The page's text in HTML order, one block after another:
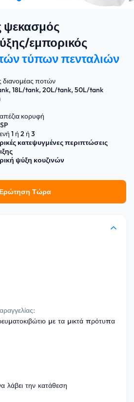
ψεκασμός
εμπορικός
τύπων πενταλιών
διανομέας ποτών
18L/tank, 20L/tank, 50L/tank
κορυφή
1 ή 2 ή 3
κατεψυγμένες περιπτώσεις
ψύξη κουζινών
Ερώτηση Τώρα
με τα μικτά πρότυπα
λάβει την κατάθεση